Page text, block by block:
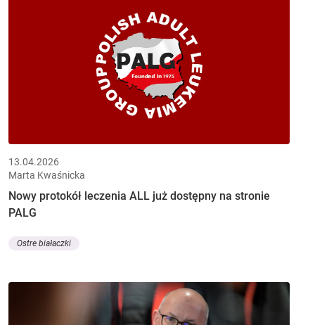
13.04.2026
Marta Kwaśnicka
Nowy protokół leczenia ALL już dostępny na stronie
PALG
Ostre białaczki